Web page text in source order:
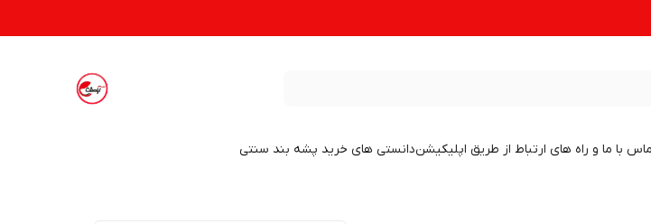
با ما و راه های ارتباط از طریق اپلیکیشندانستی های خرید پشه بند سنتی